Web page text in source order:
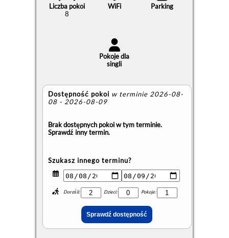
Liczba pokoi
8
WiFi Parking
Pokoje dla
singli
Dostępność pokoi w terminie 2026-08-
08 - 2026-08-09
Brak dostępnych pokoi w tym terminie.
Sprawdź inny termin.
Szukasz innego terminu?
Dorośli: Dzieci: Pokoje: